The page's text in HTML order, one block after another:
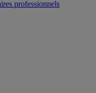
professionnels